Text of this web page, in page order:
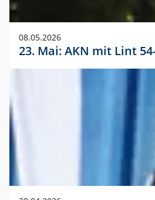
08.05.2026
23. Mai: AKN mit Lint